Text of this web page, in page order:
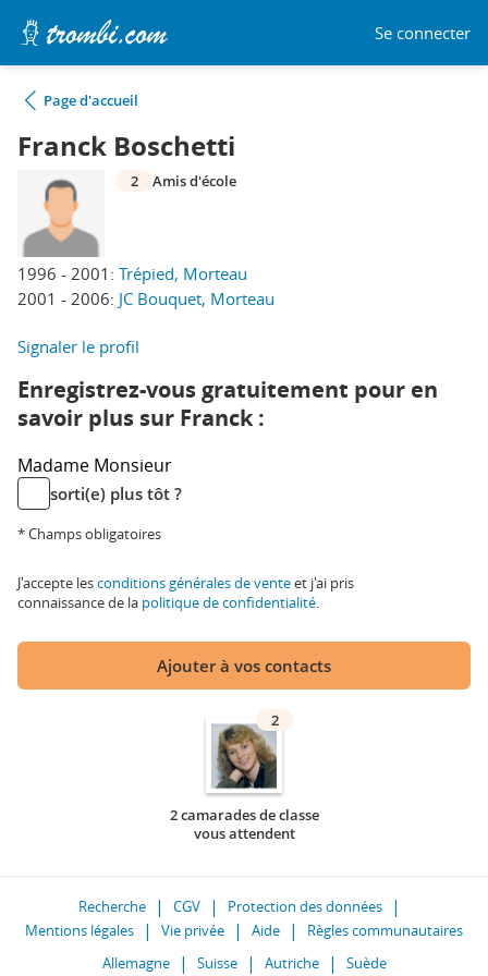
Se connecter
Page d'accueil
Franck Boschetti
1996 - 2001: Trépied, Morteau
2001 - 2006: JC Bouquet, Morteau
2 Amis d'école
Signaler le profil
Enregistrez-vous gratuitement pour en
savoir plus sur Franck :
Madame Monsieur
sorti(e) plus tôt ?
* Champs obligatoires
J'accepte lesconditions générales de venteet j'ai pris
connaissance de la politique de confidentialité.
Ajouter à vos contacts
2
2 camarades de classe
vous attendent
Recherche CGV
Protection des données
Mentions légales
Vie privée Aide
Règles communautaires
Allemagne
Suisse Autriche Suède